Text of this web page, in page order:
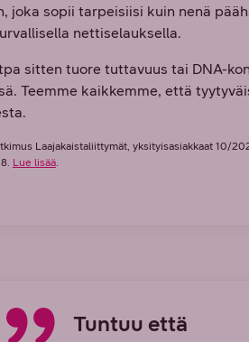
joka sopii tarpeisiisi kuin nenä
nettiselauksella.
sitten tuore tuttavuus tai DNA-
Teemme kaikkemme, että
Laajakaistaliittymät, yksityisasiakkaat 10/
Lue lisää.
Tuntuu että